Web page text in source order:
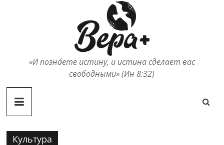
«И позна́ете истину, и истина сделает вас
свободными» (Ин 8:32)
Культура